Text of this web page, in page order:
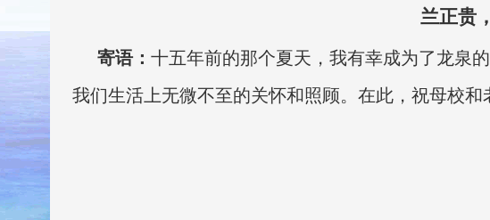
兰正贵，
寄语： 十五年前的那个夏天，我有幸成为了龙泉
我们生活上无微不至的关怀和照顾。在此，祝母校